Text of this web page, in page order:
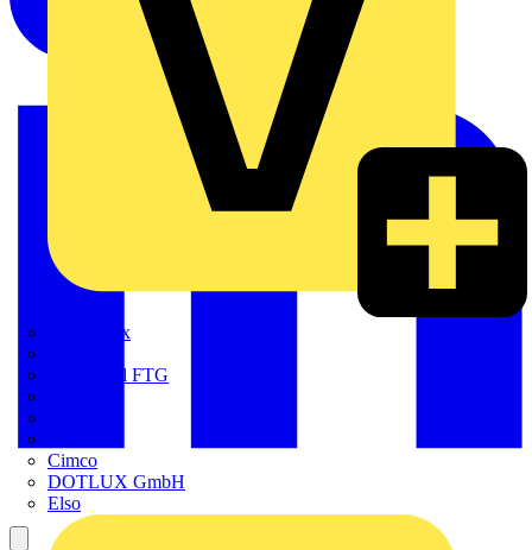
Adaptaflex
Amphenol FTG
Cimco
DOTLUX GmbH
Elso